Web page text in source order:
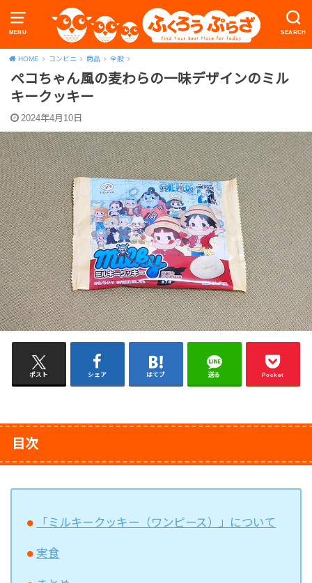
MENU SEARCH
HOME コンビニ 商品 全般
ペコちゃん風の麦わらの一味デザインのミル
キークッキー
2024年4月10日
ポスト シェア はてブ 送る Pocket
目次
「ミルキークッキー（ワンピース）」について
実食